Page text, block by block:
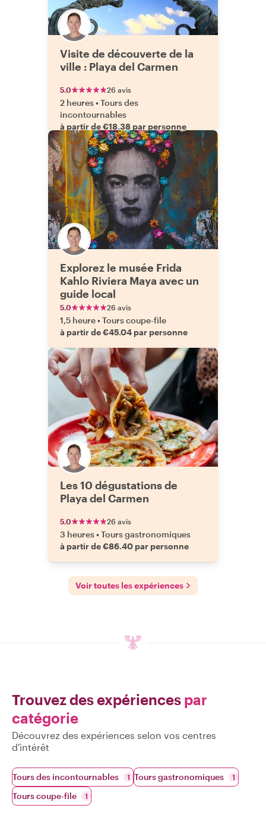
Visite de découverte de la
ville : Playa del Carmen
5.0 26 avis
2 heures•Tours des
incontournables
à partir de €18.38 par personne
Explorez le musée Frida
Kahlo Riviera Maya avec un
guide local
5.0 26 avis
1,5 heure•Tours coupe-file
à partir de €45.04 par personne
Les 10 dégustations de
Playa del Carmen
5.0 26 avis
3 heures•Tours gastronomiques
à partir de €86.40 par personne
Voir toutes les expériences
Trouvez des expériences par
catégorie
Découvrez des expériences selon vos centres
d'intérêt
Tours des incontournables 1 Tours gastronomiques 1
Tours coupe-file 1